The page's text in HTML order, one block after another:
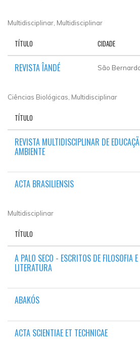
Multidisciplinar, Multidisciplinar
TÍTULO CIDADE
REVISTA ÎANDÉ São
Ciências Biológicas, Multidisciplinar
TÍTULO
REVISTA MULTIDISCIPLINAR DE
AMBIENTE
ACTA BRASILIENSIS
Multidisciplinar
TÍTULO
A PALO SECO - ESCRITOS DE FILOSOFIA E
LITERATURA
ABAKÓS
ACTA SCIENTIAE ET TECHNICAE